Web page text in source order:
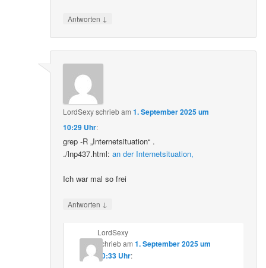
Antworten ↓
LordSexyschriebam1. September 2025 um
10:29 Uhr:
grep -R „Internetsituation“ .
./lnp437.html:an der Internetsituation,
Ich war mal so frei
Antworten ↓
LordSexy
schriebam 1. September 2025 um
10:33 Uhr: